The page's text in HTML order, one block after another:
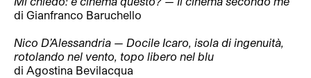
di Gianfranco Baruchello
Nico D’Alessandria — Docile Icaro, isola di ingenuità,
rotolando nel vento, topo libero nel blu
di Agostina Bevilacqua